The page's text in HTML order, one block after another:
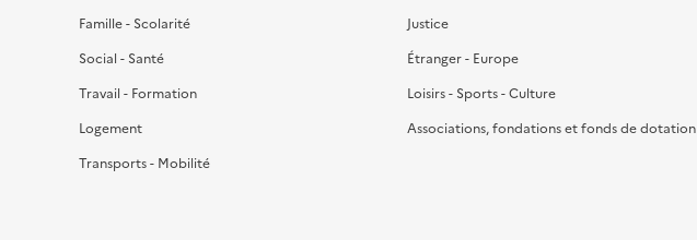
Famille - Scolarité
Social - Santé
Travail - Formation
Logement
Transports - Mobilité
Justice
Étranger - Europe
Loisirs - Sports - Culture
Associations, fondations et fonds de dotation